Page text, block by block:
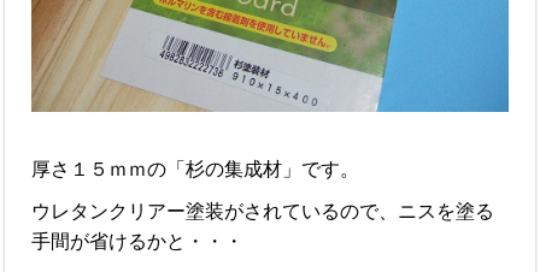
厚さ１５ｍｍの「杉の集成材」です。
ウレタンクリアー塗装がされているので、ニスを塗る
手間が省けるかと・・・